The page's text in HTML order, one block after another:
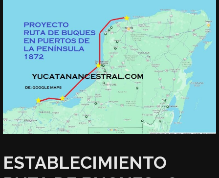
ESTABLECIMIENTO